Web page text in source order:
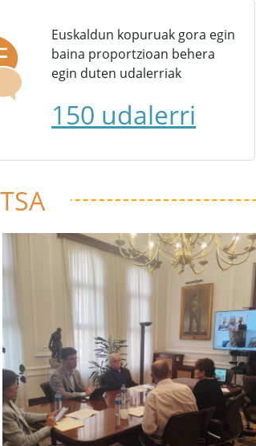
Euskaldun kopuruak gora egin
baina proportzioan behera
egin duten udalerriak
150 udalerri